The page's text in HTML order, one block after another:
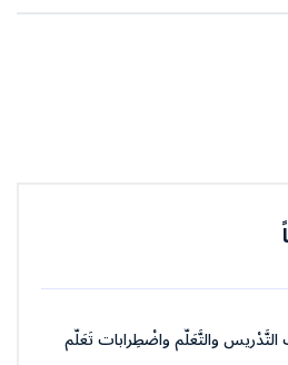
التَّدْريس والتَّعَلُّم واضْطِرابات تَعَلُّم